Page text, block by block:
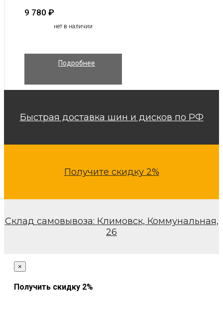
9 780 ₽
нет в наличии
Подробнее
Быстрая доставка шин и дисков по РФ
Получите скидку 2%
Склад самовывоза: Климовск, Коммунальная,
26
×
Получить скидку 2%